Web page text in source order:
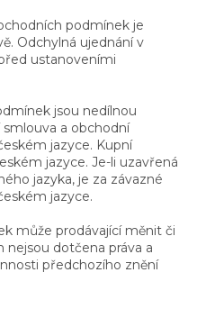
podmínek je
Odchylná ujednání v
ustanoveními
jsou nedílnou
a obchodní
jazyce. Kupní
jazyce. Je-li uzavřená
jazyka, je za závazné
jazyce.
může prodávající měnit či
dotčena práva a
předchozího znění